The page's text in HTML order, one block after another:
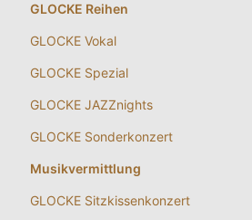
GLOCKE Reihen
GLOCKE Vokal
GLOCKE Spezial
GLOCKE JAZZnights
GLOCKE Sonderkonzert
Musikvermittlung
GLOCKE Sitzkissenkonzert